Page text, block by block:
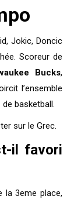
Jokic, Doncic
Scoreur de
Bucks,
l’ensemble
basketball.
sur le Grec.
il favori
la 3eme place,